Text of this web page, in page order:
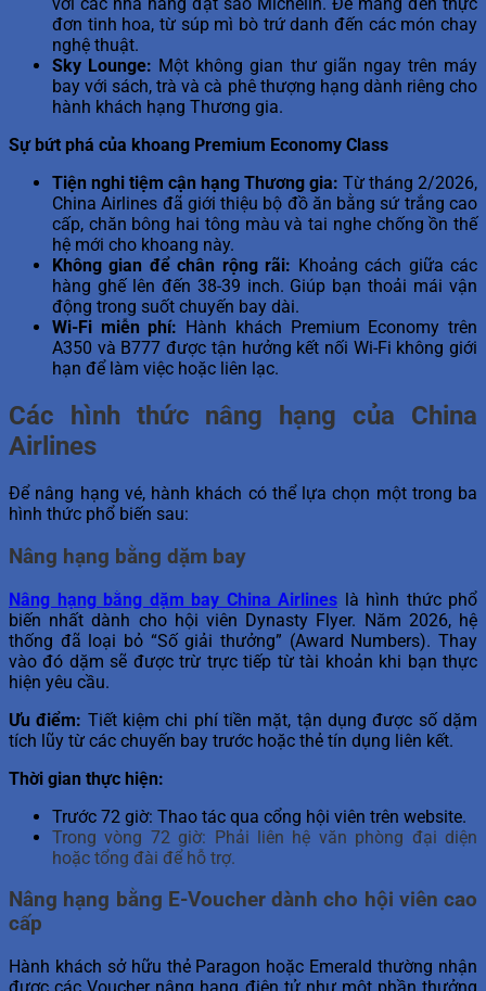
với các nhà hàng đạt sao Michelin. Để mang đến thực
đơn tinh hoa, từ súp mì bò trứ danh đến các món chay
nghệ thuật.
Sky Lounge: Một không gian thư giãn ngay trên máy
bay với sách, trà và cà phê thượng hạng dành riêng cho
hành khách hạng Thương gia.
Sự bứt phá của khoang Premium Economy Class
Tiện nghi tiệm cận hạng Thương gia: Từ tháng 2/2026,
China Airlines đã giới thiệu bộ đồ ăn bằng sứ trắng cao
cấp, chăn bông hai tông màu và tai nghe chống ồn thế
hệ mới cho khoang này.
Không gian để chân rộng rãi: Khoảng cách giữa các
hàng ghế lên đến 38-39 inch. Giúp bạn thoải mái vận
động trong suốt chuyến bay dài.
Wi-Fi miễn phí: Hành khách Premium Economy trên
A350 và B777 được tận hưởng kết nối Wi-Fi không giới
hạn để làm việc hoặc liên lạc.
Các hình thức nâng hạng của China
Airlines
Để nâng hạng vé, hành khách có thể lựa chọn một trong ba
hình thức phổ biến sau:
Nâng hạng bằng dặm bay
Nâng hạng bằng dặm bay China Airlines là hình thức phổ
biến nhất dành cho hội viên Dynasty Flyer. Năm 2026, hệ
thống đã loại bỏ “Số giải thưởng” (Award Numbers). Thay
vào đó dặm sẽ được trừ trực tiếp từ tài khoản khi bạn thực
hiện yêu cầu.
Ưu điểm: Tiết kiệm chi phí tiền mặt, tận dụng được số dặm
tích lũy từ các chuyến bay trước hoặc thẻ tín dụng liên kết.
Thời gian thực hiện:
Trước 72 giờ: Thao tác qua cổng hội viên trên website.
Trong vòng 72 giờ: Phải liên hệ văn phòng đại diện
hoặc tổng đài để hỗ trợ.
Nâng hạng bằng E-Voucher dành cho hội viên cao
cấp
Hành khách sở hữu thẻ Paragon hoặc Emerald thường nhận